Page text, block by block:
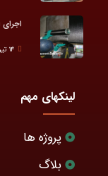
۱۴ تیر ۱۴۰۵
لینکهای مهم
پروژه ها
بلاگ